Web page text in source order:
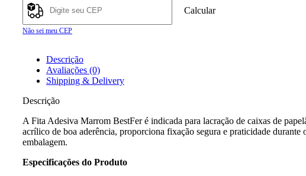
Calcular
Não sei meu CEP
Descrição
Avaliações (0)
Shipping & Delivery
Descrição
A Fita Adesiva Marrom BestFer é indicada para lacração de caixas de
acrílico de boa aderência, proporciona fixação segura e praticidade
embalagem.
Especificações do Produto